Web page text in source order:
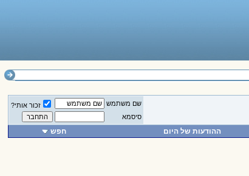
שם משתמש
זכור אותי?
סיסמא
ההודעות של היום חפש